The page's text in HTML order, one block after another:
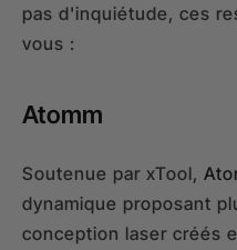
pas d'inquiétude, ces
vous :
Atomm
Soutenue par xTool,
dynamique proposant
conception laser créés